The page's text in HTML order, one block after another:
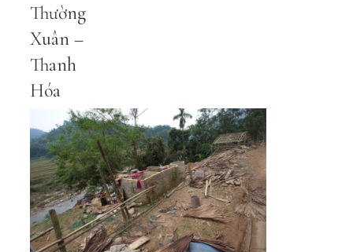
Thường
Xuân –
Thanh
Hóa